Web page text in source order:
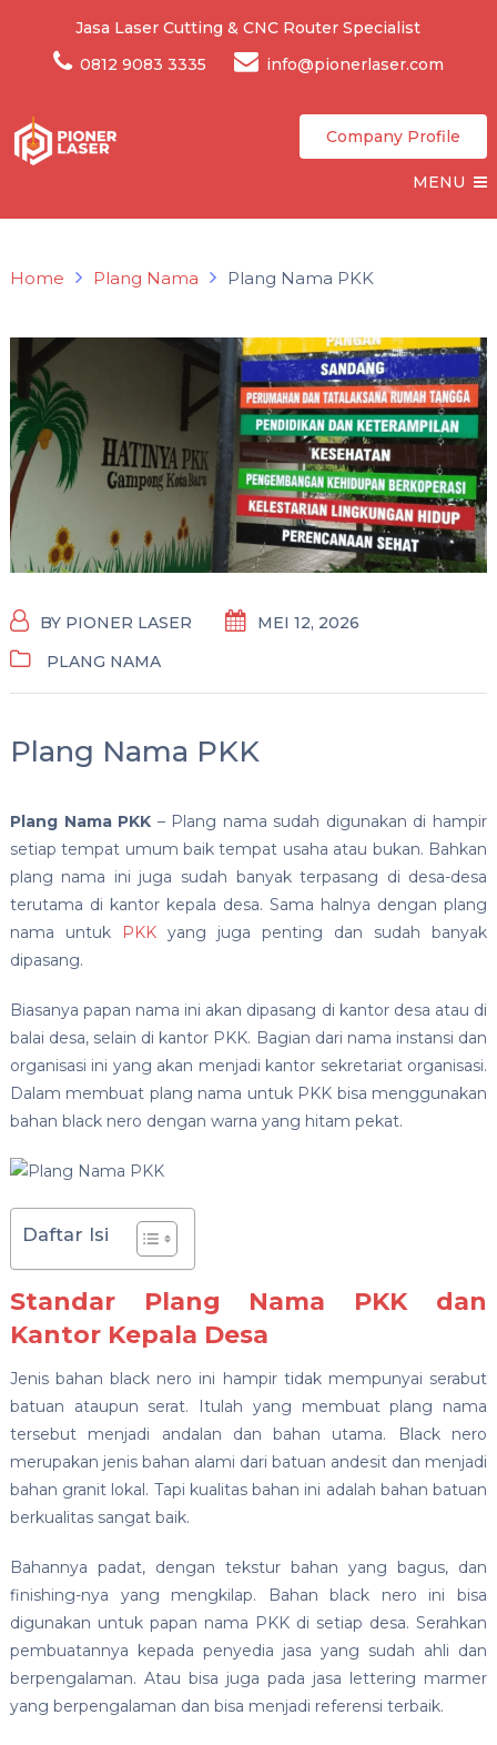
Jasa Laser Cutting & CNC Router Specialist
0812 9083 3335
info@pionerlaser.com
Company Profile
MENU
Home Plang Nama Plang Nama PKK
BY PIONER LASER
MEI 12, 2026
PLANG NAMA
Plang Nama PKK
Plang Nama PKK – Plang nama sudah digunakan di hampir
setiap tempat umum baik tempat usaha atau bukan. Bahkan
plang nama ini juga sudah banyak terpasang di desa-desa
terutama di kantor kepala desa. Sama halnya dengan plang
nama untuk
PKKyang juga penting dan sudah banyak
dipasang.
Biasanya papan nama ini akan dipasang di kantor desa atau di
balai desa, selain di kantor PKK. Bagian dari nama instansi dan
organisasi ini yang akan menjadi kantor sekretariat organisasi.
Dalam membuat plang nama untuk PKK bisa menggunakan
bahan black nero dengan warna yang hitam pekat.
Daftar Isi
Standar Plang Nama PKK dan
Kantor Kepala Desa
Jenis bahan black nero ini hampir tidak mempunyai serabut
batuan ataupun serat. Itulah yang membuat plang nama
tersebut menjadi andalan dan bahan utama. Black nero
merupakan jenis bahan alami dari batuan andesit dan menjadi
bahan granit lokal. Tapi kualitas bahan ini adalah bahan batuan
berkualitas sangat baik.
Bahannya padat, dengan tekstur bahan yang bagus, dan
finishing-nya yang mengkilap. Bahan black nero ini bisa
digunakan untuk papan nama PKK di setiap desa. Serahkan
pembuatannya kepada penyedia jasa yang sudah ahli dan
berpengalaman. Atau bisa juga pada jasa lettering marmer
yang berpengalaman dan bisa menjadi referensi terbaik.